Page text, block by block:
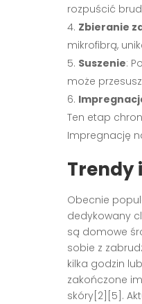
rozpuścić
Zbieranie
mikrofibrą,
Suszenie:
może
Ten etap
Impregnację
Trendy
Obecnie
dedykowany
są domowe
sobie z
kilka godzin
zakończone
skóry[2][5].